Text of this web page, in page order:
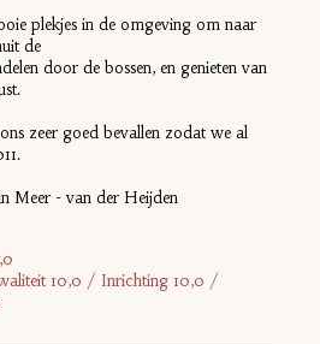
plekjes in de omgeving om naar
de
door de bossen, en genieten van
zeer goed bevallen zodat we al
Meer - van der Heijden
10,0 / Inrichting 10,0 /